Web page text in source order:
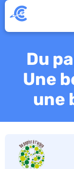
Du
Une
une